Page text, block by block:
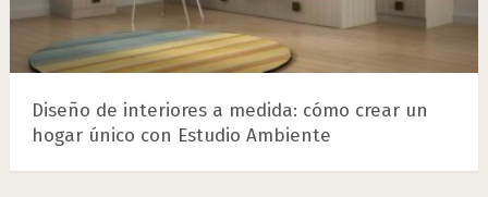
Diseño de interiores a medida: cómo crear un
hogar único con Estudio Ambiente